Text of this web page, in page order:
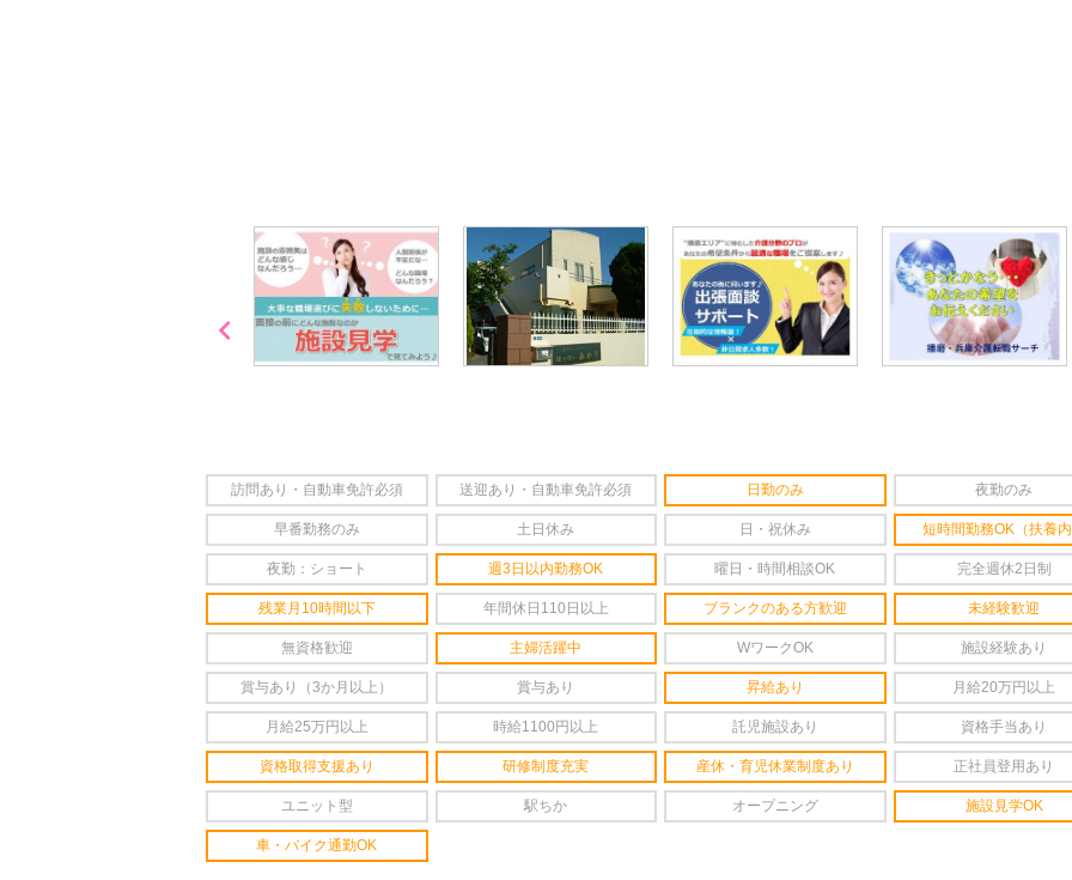

訪問あり・自動車免許必須 送迎あり・自動車免許必須 日勤のみ 夜勤のみ
早番勤務のみ 土日休み 日・祝休み 短時間勤務OK（扶養
夜勤：ショート 週3日以内勤務OK 曜日・時間相談OK 完全週休2日制
残業月10時間以下 年間休日110日以上 ブランクのある方歓迎 未経験歓迎
無資格歓迎 主婦活躍中 WワークOK 施設経験あり
賞与あり（3か月以上） 賞与あり 昇給あり 月給20万円以上
月給25万円以上 時給1100円以上 託児施設あり 資格手当あり
資格取得支援あり 研修制度充実 産休・育児休業制度あり 正社員登用あり
ユニット型 駅ちか オープニング 施設見学OK
車・バイク通勤OK